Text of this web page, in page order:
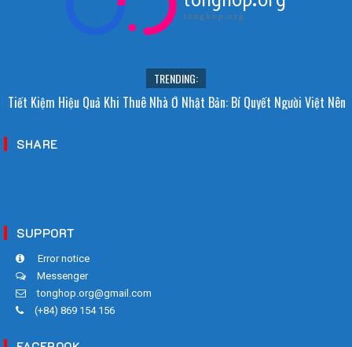
tonghop.org
TRENDING:
Sao Người Nhật Không Ăn Hoa Quả Tự Trồng? Sự Thật Bất Ngờ Đằng
Tiết Kiệm Hiệu Quả Khi Thuê Nhà Ở Nhật Bản: Bí Quyết Người Việt Nên
SHARE
SUPPORT
Error notice
Messenger
tonghop.org@gmail.com
(+84) 869 154 156